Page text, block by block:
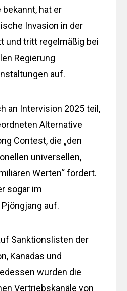
bekannt, hat er
Invasion in der
und tritt regelmäßig bei
Regierung
auf.
an Intervision 2025 teil,
Alternative
Contest, die „den
universellen,
Werten“ fördert.
sogar im
auf.
Sanktionslisten der
Kanadas und
wurden die
Vertriebskanäle von